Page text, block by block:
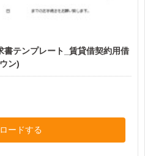
書テンプレート_賃貸借契約用借
ン)
ードする